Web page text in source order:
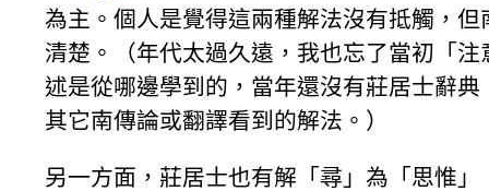
為主。個人是覺得這兩種解法沒有抵觸，但
清楚。（年代太過久遠，我也忘了當初「注
述是從哪邊學到的，當年還沒有莊居士辭典
其它南傳論或翻譯看到的解法。）
另一方面，莊居士也有解「尋」為「思惟」